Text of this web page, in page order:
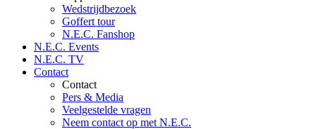
Wedstrijdbezoek
Goffert tour
N.E.C. Fanshop
N.E.C. Events
N.E.C. TV
Contact
Contact
Pers & Media
Veelgestelde vragen
Neem contact op met N.E.C.